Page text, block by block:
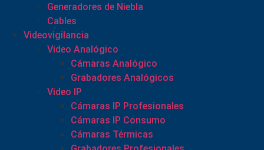
Generadores de Niebla
Cables
Videovigilancia
Video Analógico
Cámaras Analógico
Grabadores Analógicos
Video IP
Cámaras IP Profesionales
Cámaras IP Consumo
Cámaras Térmicas